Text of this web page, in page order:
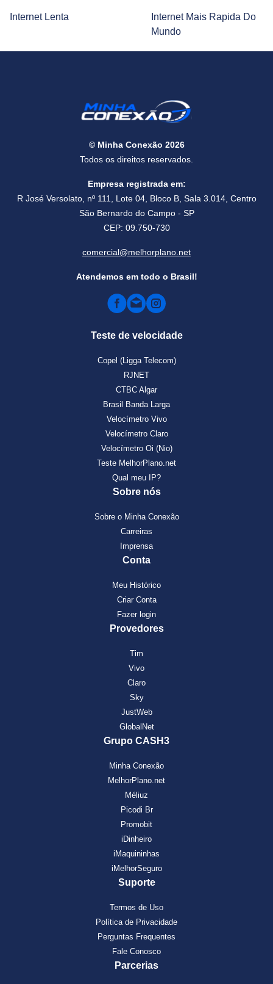
Internet Lenta
Internet Mais Rapida Do
Mundo
© Minha Conexão 2026
Todos os direitos reservados.
Empresa registrada em:
R José Versolato, nº 111, Lote 04, Bloco B, Sala 3.014, Centro
São Bernardo do Campo - SP
CEP: 09.750-730
comercial@melhorplano.net
Atendemos em todo o Brasil!
Teste de velocidade
Copel (Ligga Telecom)
RJNET
CTBC Algar
Brasil Banda Larga
Velocímetro Vivo
Velocímetro Claro
Velocímetro Oi (Nio)
Teste MelhorPlano.net
Qual meu IP?
Sobre nós
Sobre o Minha Conexão
Carreiras
Imprensa
Conta
Meu Histórico
Criar Conta
Fazer login
Provedores
Tim
Vivo
Claro
Sky
JustWeb
GlobalNet
Grupo CASH3
Minha Conexão
MelhorPlano.net
Méliuz
Picodi Br
Promobit
iDinheiro
iMaquininhas
iMelhorSeguro
Suporte
Termos de Uso
Política de Privacidade
Perguntas Frequentes
Fale Conosco
Parcerias